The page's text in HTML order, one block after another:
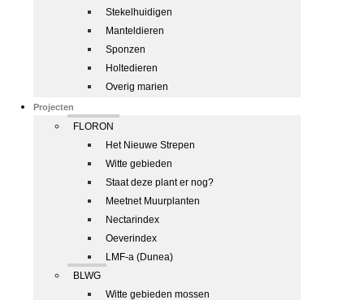
Stekelhuidigen
Manteldieren
Sponzen
Holtedieren
Overig marien
Projecten
FLORON
Het Nieuwe Strepen
Witte gebieden
Staat deze plant er nog?
Meetnet Muurplanten
Nectarindex
Oeverindex
LMF-a (Dunea)
BLWG
Witte gebieden mossen